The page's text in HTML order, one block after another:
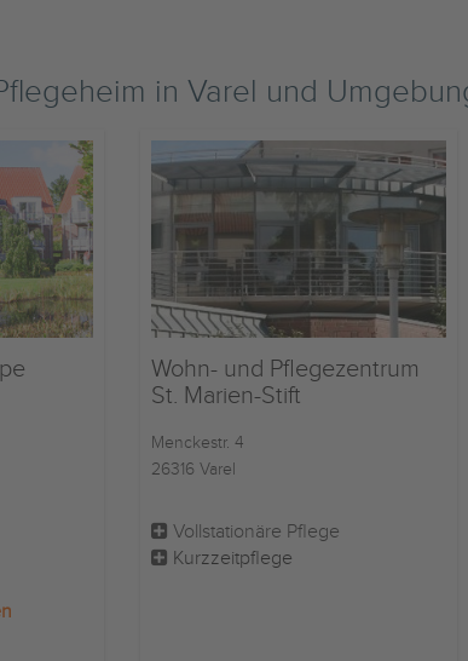
in Varel und
Wohn- und Pflegezentrum
St. Marien-Stift
Menckestr. 4
26316 Varel
Vollstationäre Pflege
Kurzzeitpflege